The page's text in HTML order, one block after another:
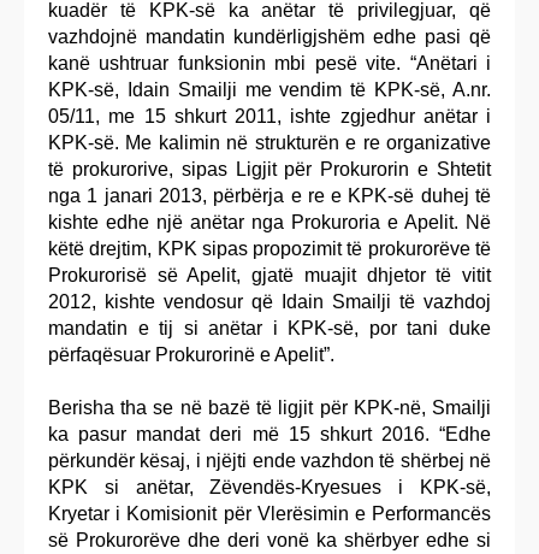
kuadër të KPK-së ka anëtar të privilegjuar, që
vazhdojnë mandatin kundërligjshëm edhe pasi që
kanë ushtruar funksionin mbi pesë vite. “Anëtari i
KPK-së, Idain Smailji me vendim të KPK-së, A.nr.
05/11, me 15 shkurt 2011, ishte zgjedhur anëtar i
KPK-së. Me kalimin në strukturën e re organizative
të prokurorive, sipas Ligjit për Prokurorin e Shtetit
nga 1 janari 2013, përbërja e re e KPK-së duhej të
kishte edhe një anëtar nga Prokuroria e Apelit. Në
këtë drejtim, KPK sipas propozimit të prokurorëve të
Prokurorisë së Apelit, gjatë muajit dhjetor të vitit
2012, kishte vendosur që Idain Smailji të vazhdoj
mandatin e tij si anëtar i KPK-së, por tani duke
përfaqësuar Prokurorinë e Apelit”.
Berisha tha se në bazë të ligjit për KPK-në, Smailji
ka pasur mandat deri më 15 shkurt 2016. “Edhe
përkundër kësaj, i njëjti ende vazhdon të shërbej në
KPK si anëtar, Zëvendës-Kryesues i KPK-së,
Kryetar i Komisionit për Vlerësimin e Performancës
së Prokurorëve dhe deri vonë ka shërbyer edhe si